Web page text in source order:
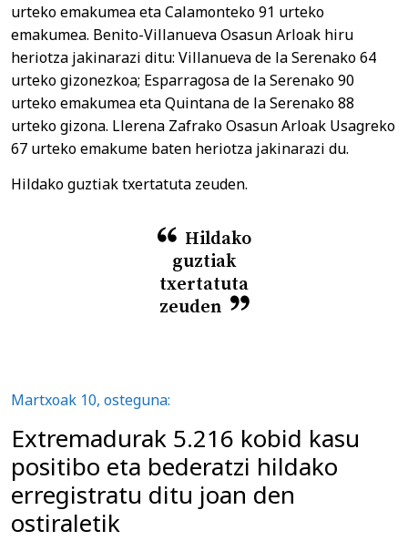
urteko emakumea eta Calamonteko 91 urteko
emakumea. Benito-Villanueva Osasun Arloak hiru
heriotza jakinarazi ditu: Villanueva de la Serenako 64
urteko gizonezkoa; Esparragosa de la Serenako 90
urteko emakumea eta Quintana de la Serenako 88
urteko gizona. Llerena Zafrako Osasun Arloak Usagreko
67 urteko emakume baten heriotza jakinarazi du.
Hildako guztiak txertatuta zeuden.
Hildako
guztiak
txertatuta
zeuden
Martxoak 10, osteguna:
Extremadurak 5.216 kobid kasu
positibo eta bederatzi hildako
erregistratu ditu joan den
ostiraletik